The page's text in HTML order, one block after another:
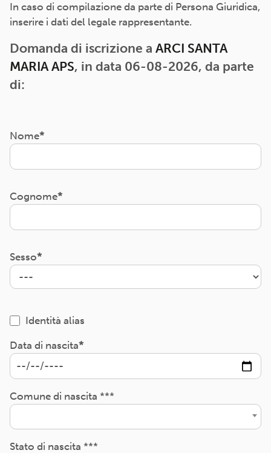
In caso di compilazione da parte di Persona Giuridica,
inserire i dati del legale rappresentante.
Domanda di iscrizione a ARCI SANTA
MARIA APS, in data 06-08-2026, da parte
di:
Nome
Cognome
Sesso
Identità alias
Data di nascita
Comune di nascita ***
Stato di nascita ***